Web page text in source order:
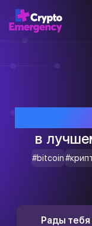
в
#bitcoin
Рады